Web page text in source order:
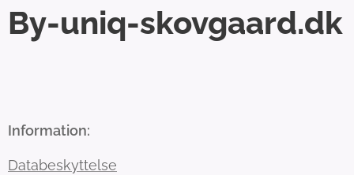
By-uniq-skovgaard.dk
Information:
Databeskyttelse